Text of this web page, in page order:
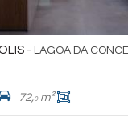
- LAGOA DA
72,0m²